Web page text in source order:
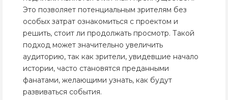
Это позволяет потенциальным зрителям без
особых затрат ознакомиться с проектом и
решить, стоит ли продолжать просмотр. Такой
подход может значительно увеличить
аудиторию, так как зрители, увидевшие начало
истории, часто становятся преданными
фанатами, желающими узнать, как будут
развиваться события.